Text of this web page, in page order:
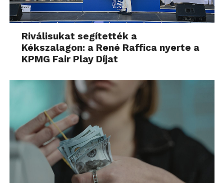
Riválisukat segítették a
Kékszalagon: a René Raffica nyerte a
KPMG Fair Play Díjat